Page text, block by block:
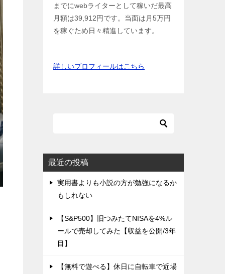
までにwebライターとして稼いだ最高
月額は39,912円です。当面は月5万円
を稼ぐため日々精進しています。
詳しいプロフィールはこちら
最近の投稿
実用書よりも小説の方が勉強になるか
もしれない
【S&P500】旧つみたてNISAを4%ル
ールで売却してみた【収益を公開/3年
目】
【無料で遊べる】休日に自転車で近場